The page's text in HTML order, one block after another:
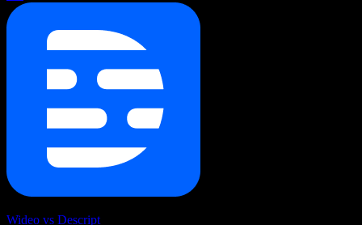
Wideo vs Descript